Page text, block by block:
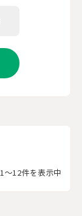
1〜12件を表示中